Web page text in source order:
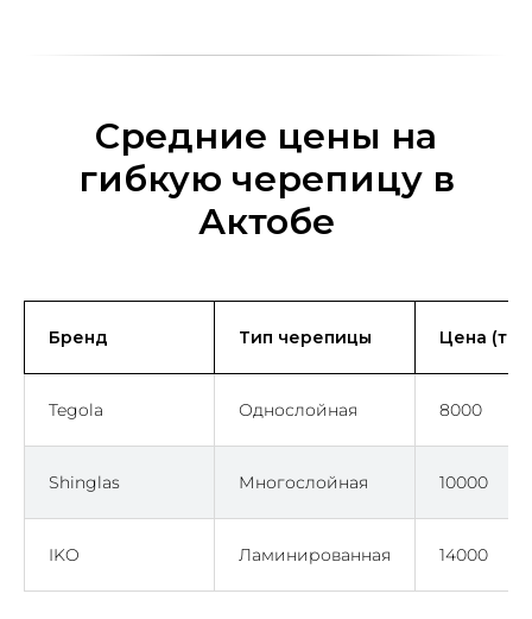
Средние цены на
гибкую черепицу в
Актобе
Бренд Тип черепицы Цена
Tegola Однослойная 8000
Shinglas Многослойная 10000
IKO Ламинированная 14000